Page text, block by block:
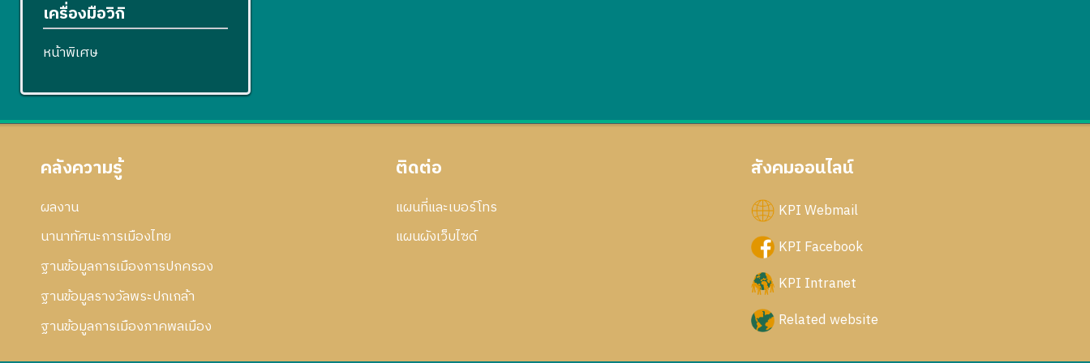
เครื่องมือวิกิ
หน้าพิเศษ
คลังความรู้
ผลงาน
นานาทัศนะการเมืองไทย
ฐานข้อมูลการเมืองการปกครอง
ฐานข้อมูลรางวัลพระปกเกล้า
ฐานข้อมูลการเมืองภาคพลเมือง
ติดต่อ
แผนที่และเบอร์โทร
แผนผังเว็บไซด์
สังคมออนไลน์
KPI Webmail
KPI Facebook
KPI Intranet
Related website